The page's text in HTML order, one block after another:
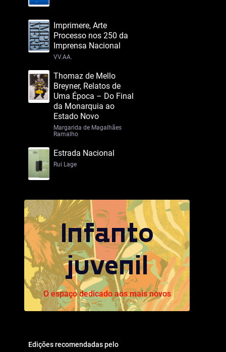
Imprimere, Arte
Processo nos 250 da
Imprensa Nacional
VV.AA.
Thomaz de Mello
Breyner, Relatos de
Uma Época – Do Final
da Monarquia ao
Estado Novo
Margarida de Magalhães
Ramalho
Estrada Nacional
Rui Lage
Infanto
juvenil
O espaço dedicado aos mais novos
Edições recomendadas pelo